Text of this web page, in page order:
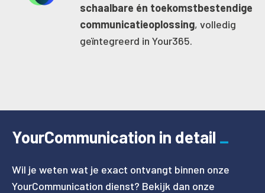
schaalbare én toekomstbestendige
communicatieoplossing, volledig
geïntegreerd in Your365.
YourCommunication in detail
Wil je weten wat je exact ontvangt binnen onze
YourCommunication dienst? Bekijk dan onze